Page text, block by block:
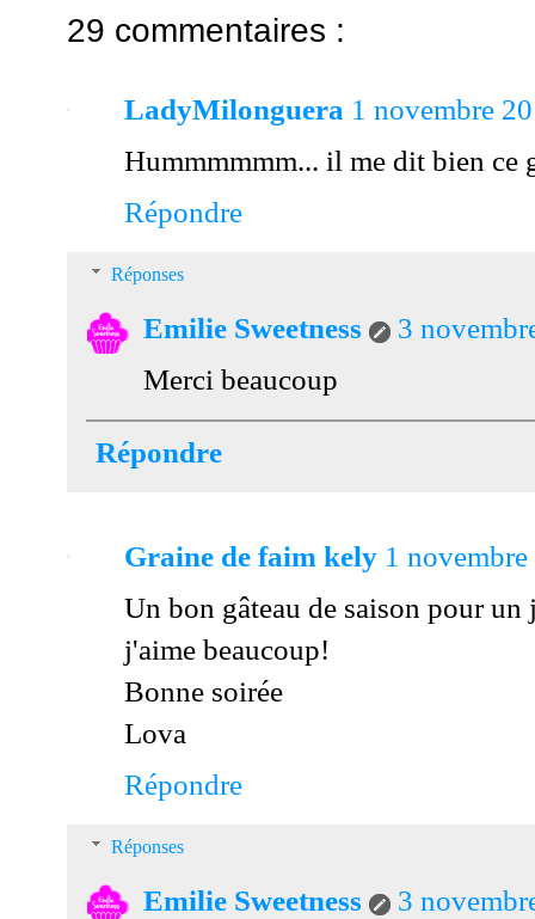
29 commentaires :
LadyMilonguera 1 novembre
Hummmmmm... il me dit bien ce
Répondre
Réponses
Emilie Sweetness
3
Merci beaucoup
Répondre
Graine de faim kely 1
Un bon gâteau de saison pour
j'aime beaucoup!
Bonne soirée
Lova
Répondre
Réponses
Emilie Sweetness
3